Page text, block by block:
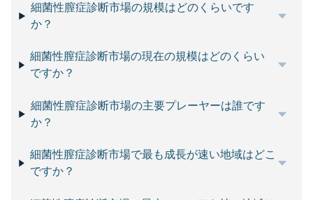
細菌性膣症診断市場の規模はどのくらいです
か？
細菌性膣症診断市場の現在の規模はどのくらい
ですか？
細菌性膣症診断市場の主要プレーヤーは誰です
か？
細菌性膣症診断市場で最も成長が速い地域はどこ
ですか？